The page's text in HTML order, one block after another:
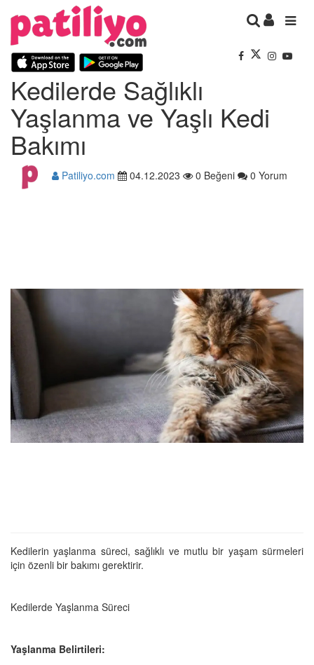
Kedilerde Sağlıklı
Yaşlanma ve Yaşlı Kedi
Bakımı
Patiliyo.com 04.12.2023 0 Beğeni 0 Yorum
Kedilerin yaşlanma süreci, sağlıklı ve mutlu bir yaşam sürmeleri
için özenli bir bakımı gerektirir.
Kedilerde Yaşlanma Süreci
Yaşlanma Belirtileri: